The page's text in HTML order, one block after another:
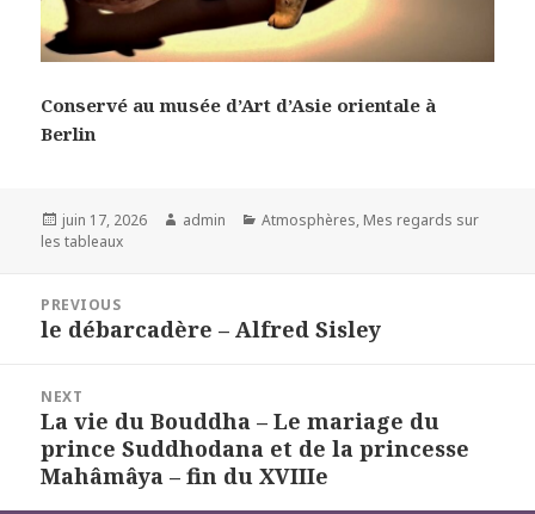
Conservé au musée d’Art d’Asie orientale à
Berlin
Posted
on
juin 17, 2026 Author
admin Categories
Atmosphères, Mes regards sur
les tableaux
l’article
PREVIOUS
Previous
le débarcadère – Alfred Sisley
NEXT
Next
post:
La vie du Bouddha – Le mariage du
prince Suddhodana et de la princesse
Mahâmâya – fin du XVIIIe